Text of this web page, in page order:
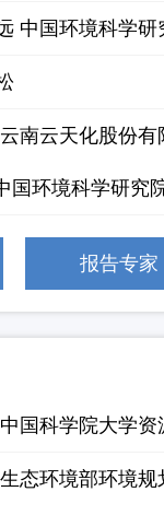
中国环境科学
南云天化股份
国环境科学研究
报告专家
国科学院大学
态环境部环境